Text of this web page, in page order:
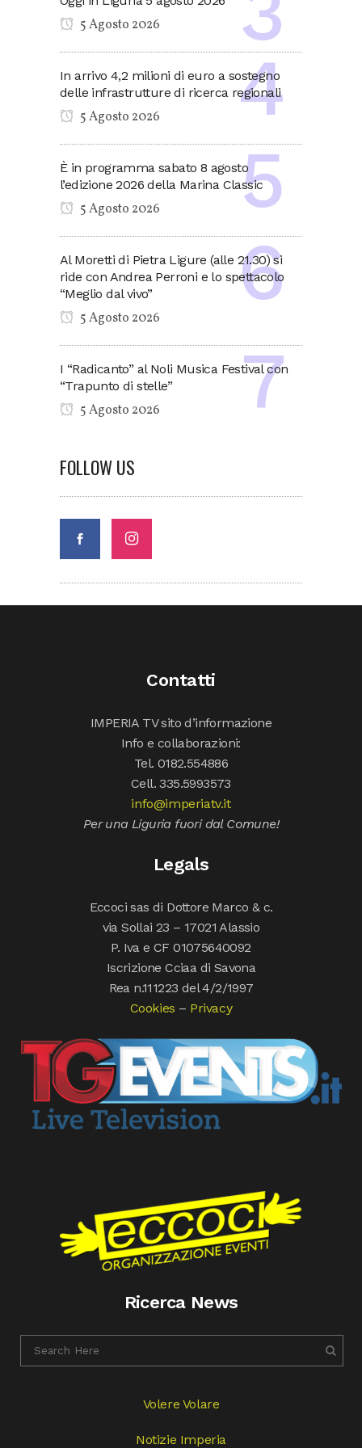
5 Agosto 2026
In arrivo 4,2 milioni di euro a sostegno
delle infrastrutture di ricerca regionali
5 Agosto 2026
È in programma sabato 8 agosto
l’edizione 2026 della Marina Classic
5 Agosto 2026
Al Moretti di Pietra Ligure (alle 21.30) si
ride con Andrea Perroni e lo spettacolo
“Meglio dal vivo”
5 Agosto 2026
I “Radicanto” al Noli Musica Festival con
“Trapunto di stelle”
5 Agosto 2026
FOLLOW US
Contatti
IMPERIA TV sito d’informazione
Info e collaborazioni:
Tel. 0182.554886
Cell. 335.5993573
info@imperiatv.it
Per una Liguria fuori dal Comune!
Legals
Eccoci sas di Dottore Marco & c.
via Sollai 23 – 17021 Alassio
P. Iva e CF 01075640092
Iscrizione Cciaa di Savona
Rea n.111223 del 4/2/1997
Cookies – Privacy
Ricerca News
Volere Volare
Notizie Imperia